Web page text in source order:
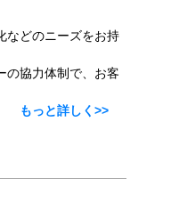
などのニーズをお持
の協力体制で、お客
もっと詳しく>>